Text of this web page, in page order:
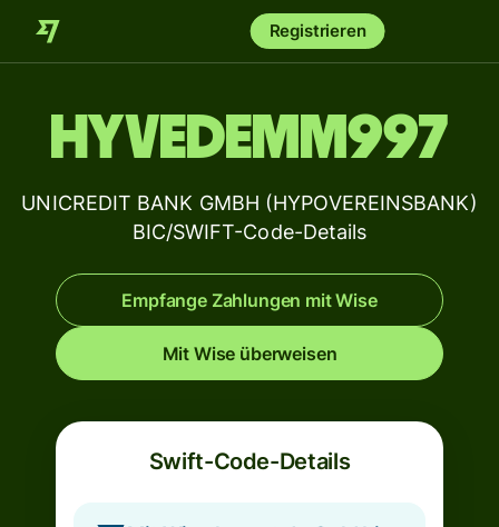
Registrieren
HYVEDEMM997
UNICREDIT BANK GMBH (HYPOVEREINSBANK)
BIC/SWIFT-Code-Details
Empfange Zahlungen mit Wise
Mit Wise überweisen
Swift-Code-Details